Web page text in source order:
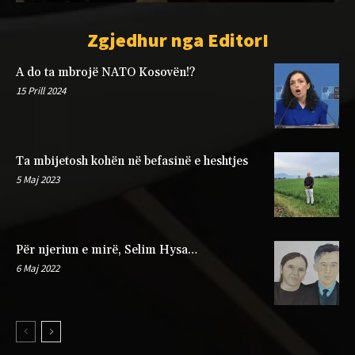
Zgjedhur nga EditorI
A do ta mbrojë NATO Kosovën!?
15 Prill 2024
Ta mbijetosh kohën në befasinë e heshtjes
5 Maj 2023
Për njeriun e mirë, Selim Hysa…
6 Maj 2022